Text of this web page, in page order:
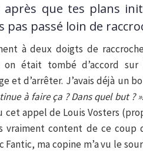
que tes plans
pas passé loin de
à deux doigts de
était tombé d’accord
et d’arrêter. J’avais déjà un
à faire ça ? Dans quel but ? »
cet appel de Louis Vosters
vraiment content de ce
ma copine m’a vu le